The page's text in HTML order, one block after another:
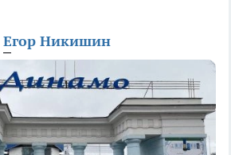
Егор Никишин